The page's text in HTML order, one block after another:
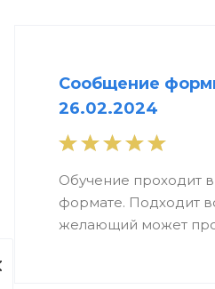
Сообщение
26.02.2024
Обучение проходит
формате. Подходит
желающий может